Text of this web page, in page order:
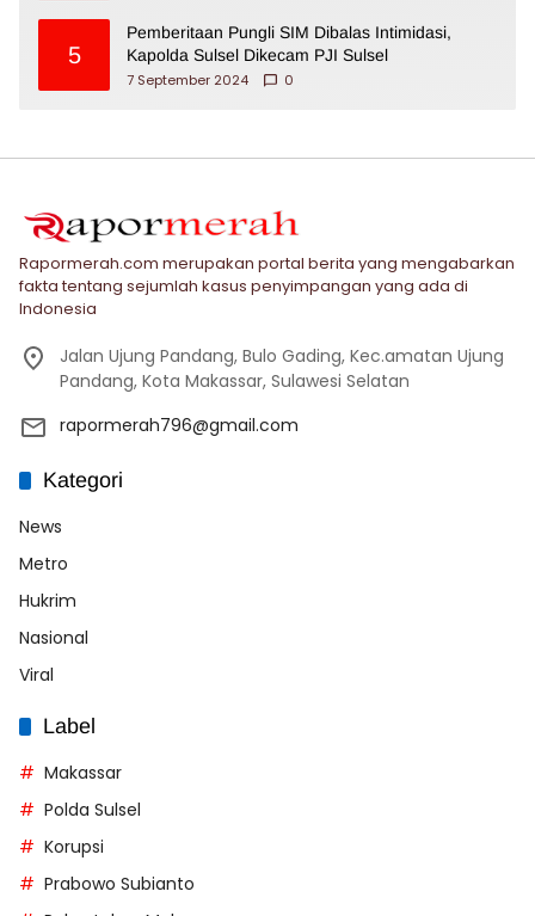
5
Pemberitaan Pungli SIM Dibalas Intimidasi,
Kapolda Sulsel Dikecam PJI Sulsel
7 September 2024
0
Rapormerah.com merupakan portal berita yang mengabarkan
fakta tentang sejumlah kasus penyimpangan yang ada di
Indonesia
Jalan Ujung Pandang, Bulo Gading, Kec.amatan Ujung
Pandang, Kota Makassar, Sulawesi Selatan
rapormerah796@gmail.com
Kategori
News
Metro
Hukrim
Nasional
Viral
Label
Makassar
Polda Sulsel
Korupsi
Prabowo Subianto